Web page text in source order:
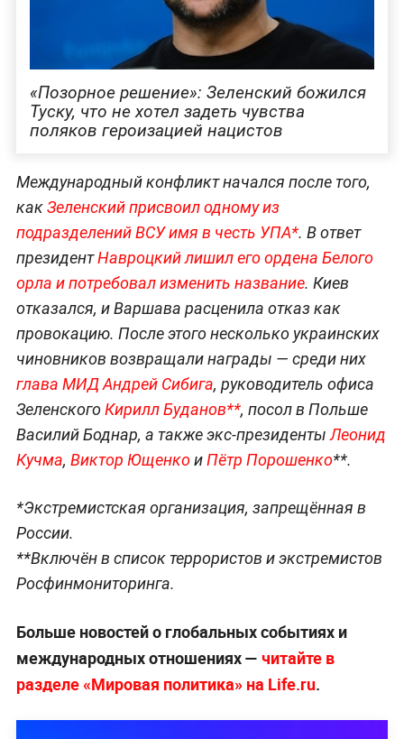
«Позорное решение»: Зеленский божился
Туску, что не хотел задеть чувства
поляков героизацией нацистов
Международный конфликт начался после того,
какЗеленский присвоил одному из
подразделений ВСУ имя в честь УПА*. В ответ
президентНавроцкий лишил его ордена Белого
орла и потребовал изменить название. Киев
отказался, и Варшава расценила отказ как
провокацию. После этого несколько украинских
чиновников возвращали награды — среди них
глава МИД Андрей Сибига, руководитель офиса
ЗеленскогоКирилл Буданов**, посол в Польше
Василий Боднар, а также экс‑президентыЛеонид
Кучма, Виктор ЮщенкоиПётр Порошенко**.
*Экстремистская организация, запрещённая в
России.
**Включён в список террористов и экстремистов
Росфинмониторинга.
Больше новостей о глобальных событиях и
международных отношениях — читайте в
разделе «Мировая политика» на Life.ru.